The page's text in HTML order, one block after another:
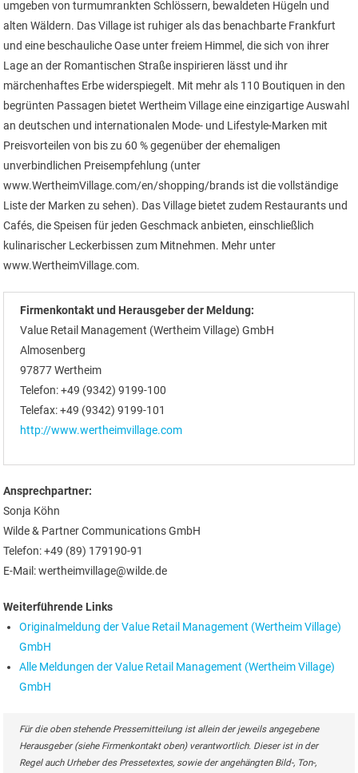
umgeben von turmumrankten Schlössern, bewaldeten Hügeln und
alten Wäldern. Das Village ist ruhiger als das benachbarte Frankfurt
und eine beschauliche Oase unter freiem Himmel, die sich von ihrer
Lage an der Romantischen Straße inspirieren lässt und ihr
märchenhaftes Erbe widerspiegelt. Mit mehr als 110 Boutiquen in den
begrünten Passagen bietet Wertheim Village eine einzigartige Auswahl
an deutschen und internationalen Mode- und Lifestyle-Marken mit
Preisvorteilen von bis zu 60 % gegenüber der ehemaligen
unverbindlichen Preisempfehlung (unter
www.WertheimVillage.com/en/shopping/brands ist die vollständige
Liste der Marken zu sehen). Das Village bietet zudem Restaurants und
Cafés, die Speisen für jeden Geschmack anbieten, einschließlich
kulinarischer Leckerbissen zum Mitnehmen. Mehr unter
www.WertheimVillage.com.
Firmenkontakt und Herausgeber der Meldung:
Value Retail Management (Wertheim Village) GmbH
Almosenberg
97877 Wertheim
Telefon: +49 (9342) 9199-100
Telefax: +49 (9342) 9199-101
http://www.wertheimvillage.com
Ansprechpartner:
Sonja Köhn
Wilde & Partner Communications GmbH
Telefon: +49 (89) 179190-91
E-Mail: wertheimvillage@wilde.de
Weiterführende Links
Originalmeldung der Value Retail Management (Wertheim Village)
GmbH
Alle Meldungen der Value Retail Management (Wertheim Village)
GmbH
Für die oben stehende Pressemitteilung ist allein der jeweils angegebene
Herausgeber (siehe Firmenkontakt oben) verantwortlich. Dieser ist in der
Regel auch Urheber des Pressetextes, sowie der angehängten Bild-, Ton-,